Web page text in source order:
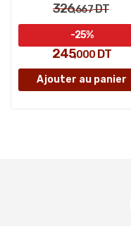
326,667DT
245,000 DT
-25%
Ajouter au panier